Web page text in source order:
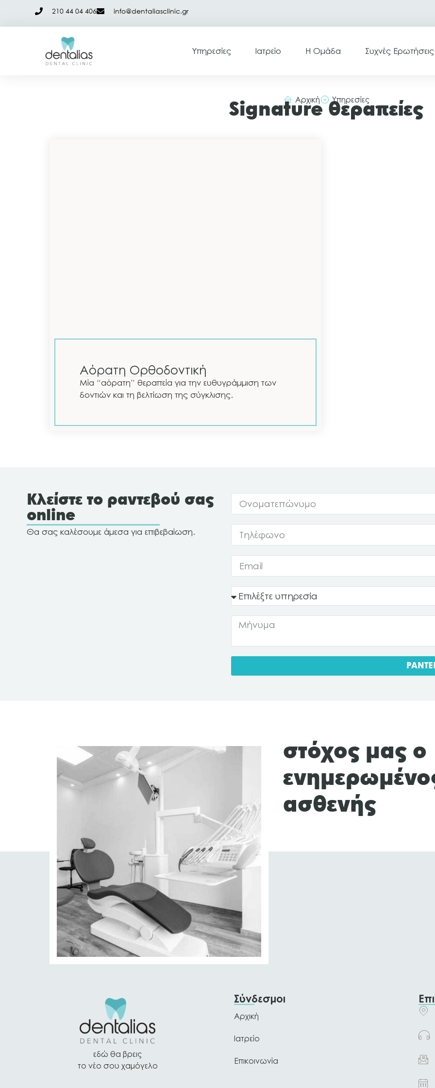
210 44 04 406 info@dentaliasclinic.gr
Υπηρεσίες Ιατρείο Η Ομάδα Συχνές Ερωτήσεις
Αρχική Υπηρεσίες
Signature θεραπείες
Αόρατη Ορθοδοντική
Μία “αόρατη” θεραπεία για την ευθυγράμμιση των
δοντιών και τη βελτίωση της σύγκλισης.
Κλείστε το ραντεβού σας
online
Θα σας καλέσουμε άμεσα για επιβεβαίωση.
στόχος μας ο
ασθενής
εδώ θα βρεις
το νέο σου χαμόγελο
Σύνδεσμοι
Αρχική
Ιατρείο
Επικοινωνία